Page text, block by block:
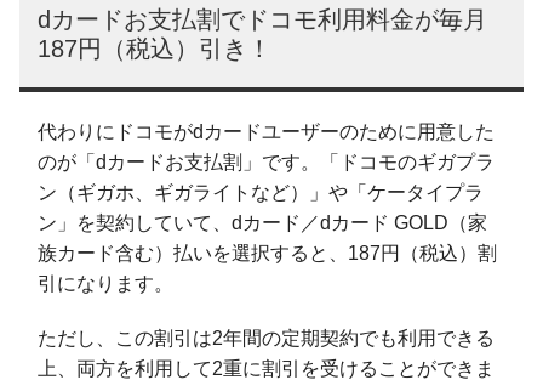
dカードお支払割でドコモ利用料金が毎月
187円（税込）引き！
代わりにドコモがdカードユーザーのために用意した
のが「dカードお支払割」です。「ドコモのギガプラ
ン（ギガホ、ギガライトなど）」や「ケータイプラ
ン」を契約していて、dカード／dカード GOLD（家
族カード含む）払いを選択すると、187円（税込）割
引になります。
ただし、この割引は2年間の定期契約でも利用できる
上、両方を利用して2重に割引を受けることができま